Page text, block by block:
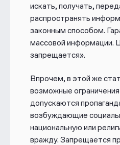
искать, получать,
распространять
законным способом.
массовой информации.
запрещается».
Впрочем, в этой же
возможные
допускаются
возбуждающие
национальную или
вражду. Запрещается